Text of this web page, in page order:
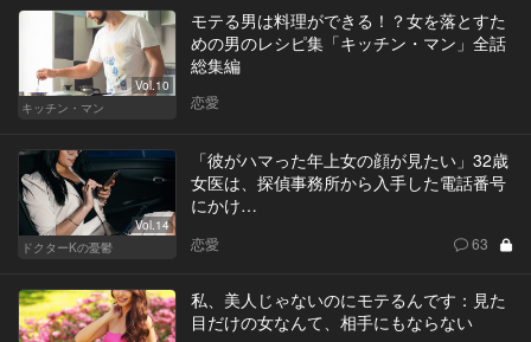
Vol.10
キッチン・マン
モテる男は料理ができる！？女を落とすた
めの男のレシピ集「キッチン・マン」全話
総集編
恋愛
Vol.14
ドクターKの憂鬱
「彼がハマった年上女の顔が見たい」32歳
女医は、探偵事務所から入手した電話番号
にかけ…
恋愛 63
私、美人じゃないのにモテるんです：見た
目だけの女なんて、相手にもならない